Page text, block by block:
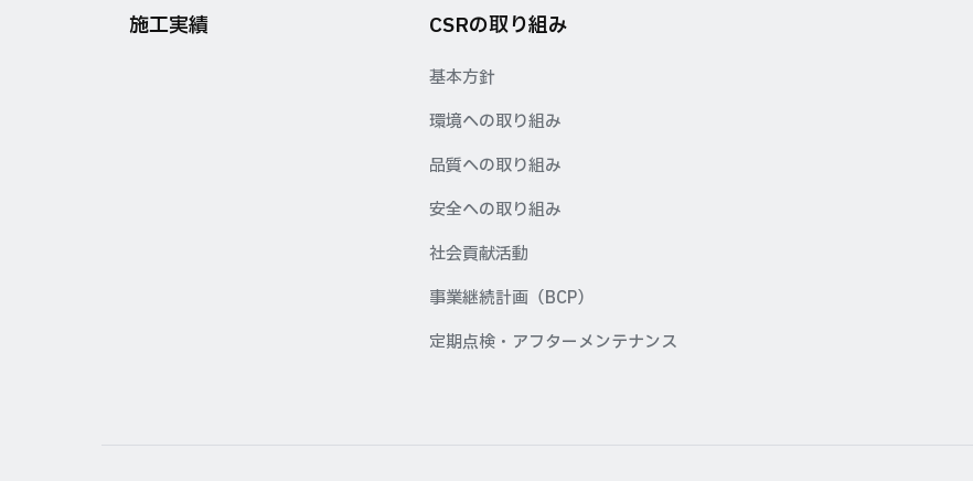
施工実績 CSRの取り組み
基本方針
環境への取り組み
品質への取り組み
安全への取り組み
社会貢献活動
事業継続計画（BCP）
定期点検・アフターメンテナンス